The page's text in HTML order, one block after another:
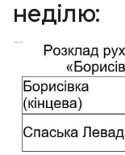
неділю: